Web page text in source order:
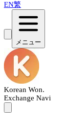
EN繁
メニュー
Korean Won.
Exchange Navi